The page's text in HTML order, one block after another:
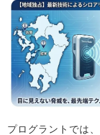
プログラントでは、